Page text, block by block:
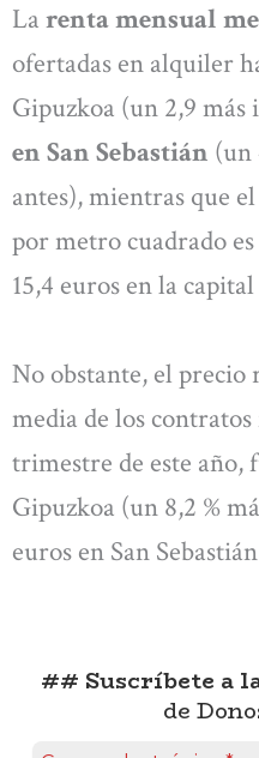
La renta mensual
ofertadas en alquiler
Gipuzkoa (un 2,9
en San Sebastián (un
antes), mientras que
por metro cuadrado es
15,4 euros en la
No obstante, el precio
media de los
trimestre de este año,
Gipuzkoa (un 8,2 %
euros en San
## Suscríbete a
de